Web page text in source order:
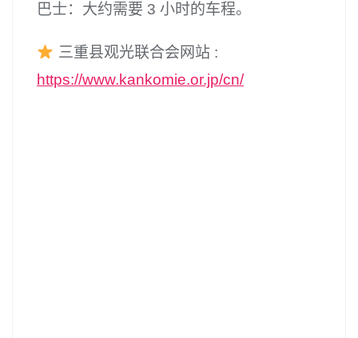
巴士：大约需要 3 小时的车程。
三重县观光联合会网站 :
https://www.kankomie.or.jp/cn/